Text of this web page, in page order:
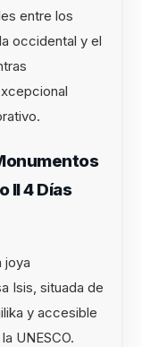
entre los
occidental y el
II 4 Días
joya
Isis, situada de
y accesible
UNESCO.